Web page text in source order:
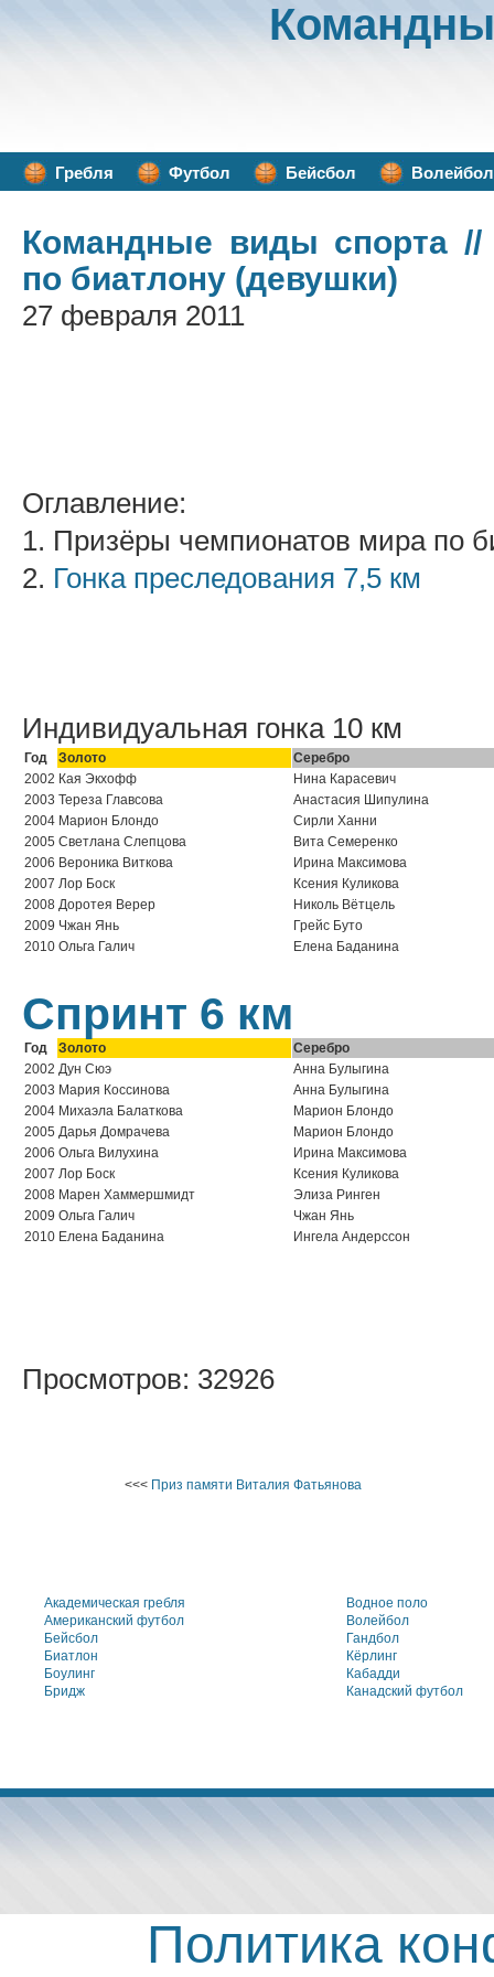
Гребля Футбол Бейсбол Волейбол
Командные виды спорта //
по биатлону (девушки)
27 февраля 2011
Оглавление:
1. Призёры чемпионатов мира по
2. Гонка преследования 7,5 км
Индивидуальная гонка 10 км
Год Золото
Серебро
2002 Кая Экхофф
Нина Карасевич
2003 Тереза Главсова
Анастасия Шипулина
2004 Марион Блондо
Сирли Ханни
2005 Светлана Слепцова
Вита Семеренко
2006 Вероника Виткова
Ирина Максимова
2007 Лор Боск
Ксения Куликова
2008 Доротея Верер
Николь Вётцель
2009 Чжан Янь
Грейс Буто
2010 Ольга Галич Елена Баданина
Спринт 6 км
Год Золото
Серебро
2002 Дун Сюэ
Анна Булыгина
2003 Мария Коссинова
Анна Булыгина
2004 Михаэла Балаткова
Марион Блондо
2005 Дарья Домрачева
Марион Блондо
2006 Ольга Вилухина
Ирина Максимова
2007 Лор Боск
Ксения Куликова
2008 Марен Хаммершмидт
Элиза Ринген
2009 Ольга Галич
Чжан Янь
2010 Елена Баданина Ингела Андерссон
Просмотров: 32926
<<< Приз памяти Виталия Фатьянова
Академическая гребля
Американский футбол
Бейсбол
Биатлон
Боулинг
Бридж
Водное поло
Волейбол
Гандбол
Кёрлинг
Кабадди
Канадский футбол
Политика